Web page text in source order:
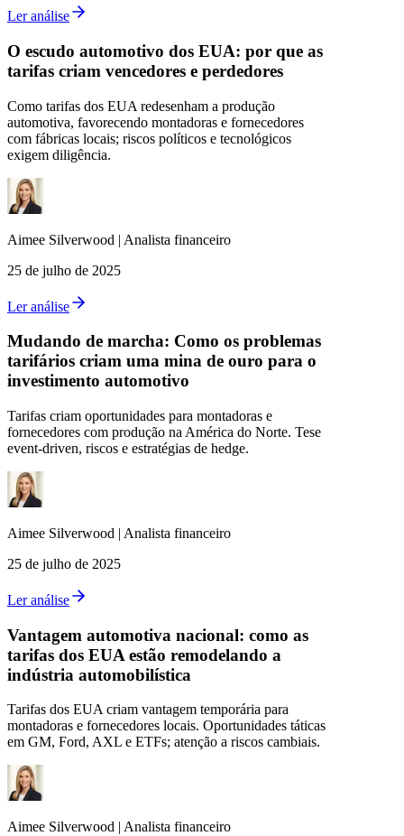
Ler análise
O escudo automotivo dos EUA: por que as
tarifas criam vencedores e perdedores
Como tarifas dos EUA redesenham a produção
automotiva, favorecendo montadoras e fornecedores
com fábricas locais; riscos políticos e tecnológicos
exigem diligência.
Aimee Silverwood | Analista financeiro
25 de julho de 2025
Ler análise
Mudando de marcha: Como os problemas
tarifários criam uma mina de ouro para o
investimento automotivo
Tarifas criam oportunidades para montadoras e
fornecedores com produção na América do Norte. Tese
event-driven, riscos e estratégias de hedge.
Aimee Silverwood | Analista financeiro
25 de julho de 2025
Ler análise
Vantagem automotiva nacional: como as
tarifas dos EUA estão remodelando a
indústria automobilística
Tarifas dos EUA criam vantagem temporária para
montadoras e fornecedores locais. Oportunidades táticas
em GM, Ford, AXL e ETFs; atenção a riscos cambiais.
Aimee Silverwood | Analista financeiro